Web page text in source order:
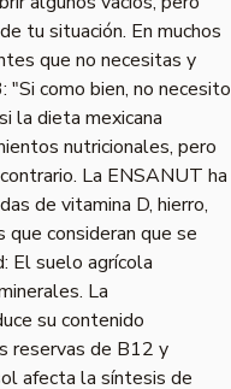
tu situación. En muchos
que no necesitas y
como bien, no necesito
la dieta mexicana
nutricionales, pero
La ENSANUT ha
de vitamina D, hierro,
que consideran que se
El suelo agrícola
La
su contenido
reservas de B12 y
afecta la síntesis de